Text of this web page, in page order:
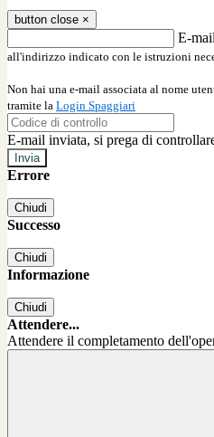
button close ×
E-mail
all'indirizzo indicato con le istruzioni
Non hai una e-mail associata al nome
tramite la Login Spaggiari
E-mail inviata, si prega di
Errore
Chiudi
Successo
Chiudi
Informazione
Chiudi
Attendere...
Attendere il completamento